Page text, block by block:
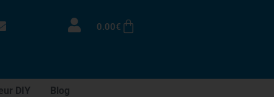
0.00€
DIY Blog